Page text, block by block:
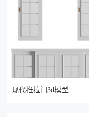
现代推拉门3d模型